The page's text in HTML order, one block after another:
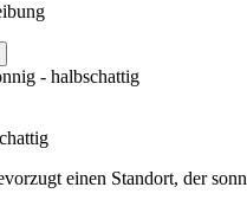
einen Standort, der